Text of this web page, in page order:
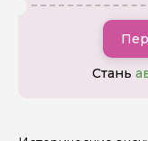
Стань